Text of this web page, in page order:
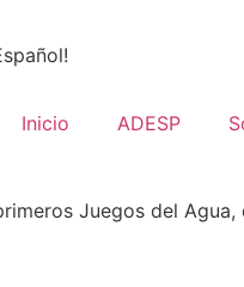
Inicio ADESP
Juegos del